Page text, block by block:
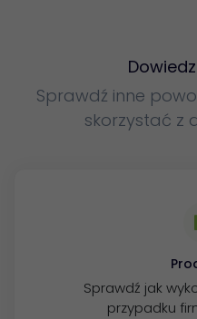
Sprawdź inne
skorzystać z
Sprawdź jak
przypadku